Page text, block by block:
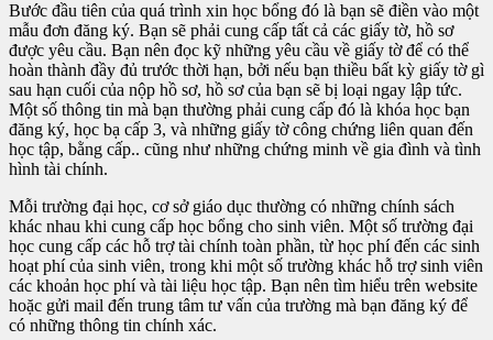
Bước đầu tiên của quá trình xin học bổng đó là bạn sẽ điền vào một
mẫu đơn đăng ký. Bạn sẽ phải cung cấp tất cả các giấy tờ, hồ sơ
được yêu cầu. Bạn nên đọc kỹ những yêu cầu về giấy tờ để có thể
hoàn thành đầy đủ trước thời hạn, bởi nếu bạn thiều bất kỳ giấy tờ gì
sau hạn cuối của nộp hồ sơ, hồ sơ của bạn sẽ bị loại ngay lập tức.
Một số thông tin mà bạn thường phải cung cấp đó là khóa học bạn
đăng ký, học bạ cấp 3, và những giấy tờ công chứng liên quan đến
học tập, bằng cấp.. cũng như những chứng minh về gia đình và tình
hình tài chính.
Mỗi trường đại học, cơ sở giáo dục thường có những chính sách
khác nhau khi cung cấp học bổng cho sinh viên. Một số trường đại
học cung cấp các hỗ trợ tài chính toàn phần, từ học phí đến các sinh
hoạt phí của sinh viên, trong khi một số trường khác hỗ trợ sinh viên
các khoản học phí và tài liệu học tập. Bạn nên tìm hiểu trên website
hoặc gửi mail đến trung tâm tư vấn của trường mà bạn đăng ký để
có những thông tin chính xác.